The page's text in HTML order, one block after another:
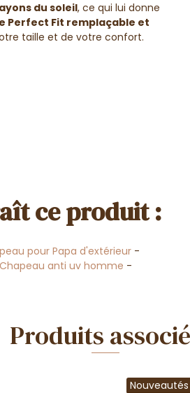
du soleil, ce qui lui donne
Perfect Fit remplaçable et
taille et de votre confort.
ce produit :
pour Papa d'extérieur -
Chapeau anti uv homme -
Produits
Nouveautés